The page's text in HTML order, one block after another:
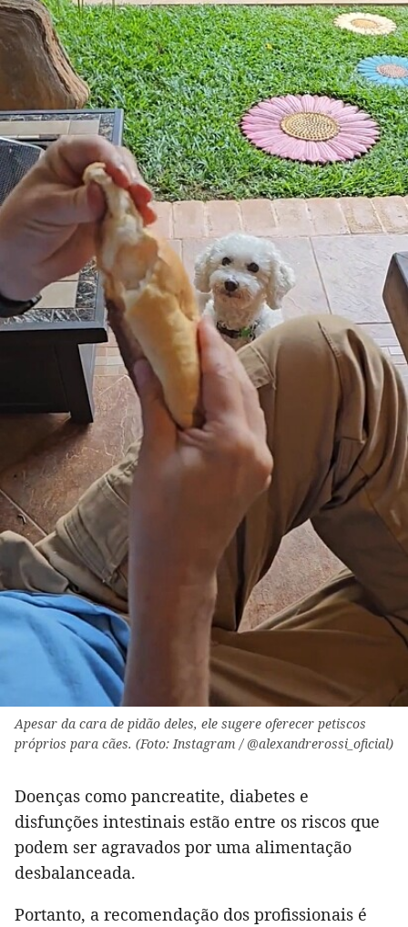
Apesar da cara de pidão deles, ele sugere oferecer petiscos
próprios para cães. (Foto: Instagram / @alexandrerossi_oficial)
Doenças como pancreatite, diabetes e
disfunções intestinais estão entre os riscos que
podem ser agravados por uma alimentação
desbalanceada.
Portanto, a recomendação dos profissionais é